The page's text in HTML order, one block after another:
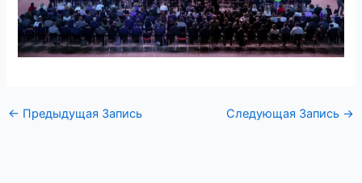
← Предыдущая Запись Следующая Запись →